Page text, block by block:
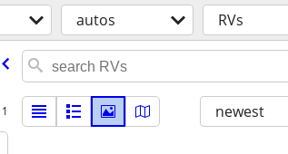
autos RVs
1 newest